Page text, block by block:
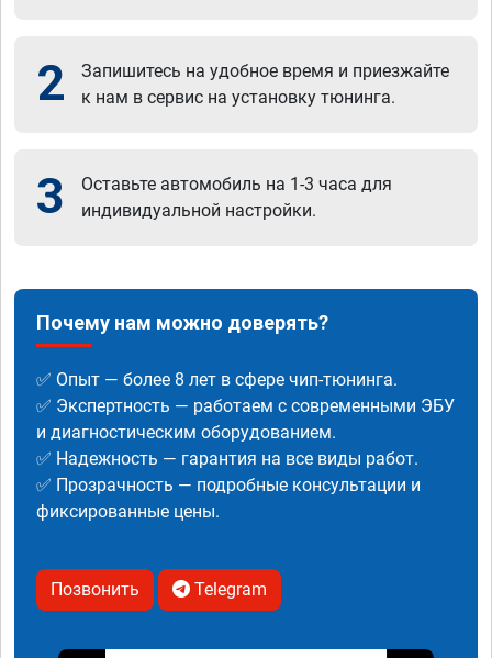
2
Запишитесь на удобное время и приезжайте
к нам в сервис на установку тюнинга.
3
Оставьте автомобиль на 1-3 часа для
индивидуальной настройки.
Почему нам можно доверять?
✅ Опыт — более 8 лет в сфере чип-тюнинга.
✅ Экспертность — работаем с современными ЭБУ
и диагностическим оборудованием.
✅ Надежность — гарантия на все виды работ.
✅ Прозрачность — подробные консультации и
фиксированные цены.
Позвонить Telegram